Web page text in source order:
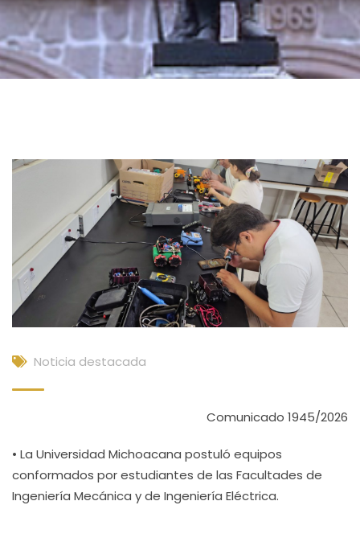
Noticia destacada
Comunicado 1945/2026
• La Universidad Michoacana postuló equipos
conformados por estudiantes de las Facultades de
Ingeniería Mecánica y de Ingeniería Eléctrica.